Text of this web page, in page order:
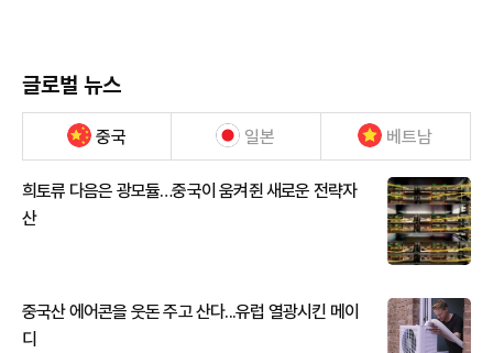
글로벌 뉴스
중국 일본 베트남
희토류 다음은 광모듈…중국이 움켜쥔 새로운 전략자
산
중국산 에어콘을 웃돈 주고 산다...유럽 열광시킨 메이
디